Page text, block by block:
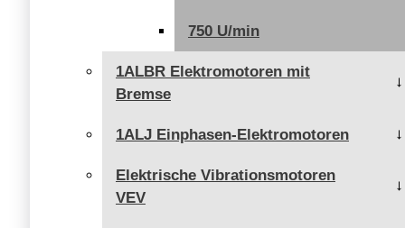
750 U/min
1ALBR Elektromotoren mit
Bremse
1ALJ Einphasen-Elektromotoren
Elektrische Vibrationsmotoren
VEV